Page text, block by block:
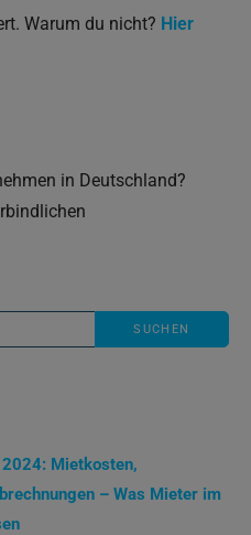
Warum du nicht? Hier
in Deutschland?
Mietkosten,
– Was Mieter im